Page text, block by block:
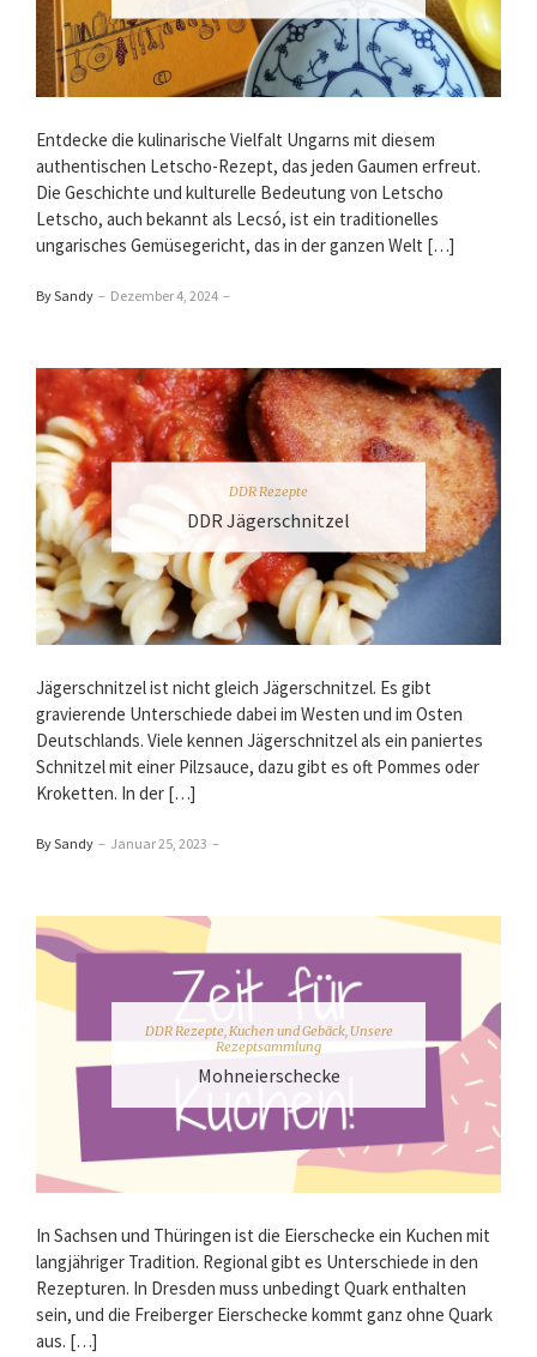
Entdecke die kulinarische Vielfalt Ungarns mit diesem
authentischen Letscho-Rezept, das jeden Gaumen erfreut.
Die Geschichte und kulturelle Bedeutung von Letscho
Letscho, auch bekannt als Lecsó, ist ein traditionelles
ungarisches Gemüsegericht, das in der ganzen Welt […]
By Sandy – Dezember 4, 2024 –
DDR Rezepte
DDR Jägerschnitzel
Jägerschnitzel ist nicht gleich Jägerschnitzel. Es gibt
gravierende Unterschiede dabei im Westen und im Osten
Deutschlands. Viele kennen Jägerschnitzel als ein paniertes
Schnitzel mit einer Pilzsauce, dazu gibt es oft Pommes oder
Kroketten. In der […]
By Sandy – Januar 25, 2023 –
DDR Rezepte, Kuchen und Gebäck, Unsere
Rezeptsammlung
Mohneierschecke
In Sachsen und Thüringen ist die Eierschecke ein Kuchen mit
langjähriger Tradition. Regional gibt es Unterschiede in den
Rezepturen. In Dresden muss unbedingt Quark enthalten
sein, und die Freiberger Eierschecke kommt ganz ohne Quark
aus. […]